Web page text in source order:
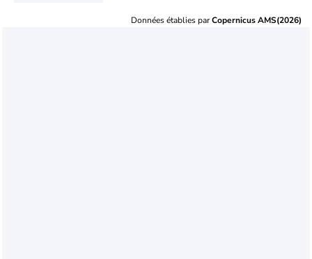
Données établies parCopernicus AMS(2026)